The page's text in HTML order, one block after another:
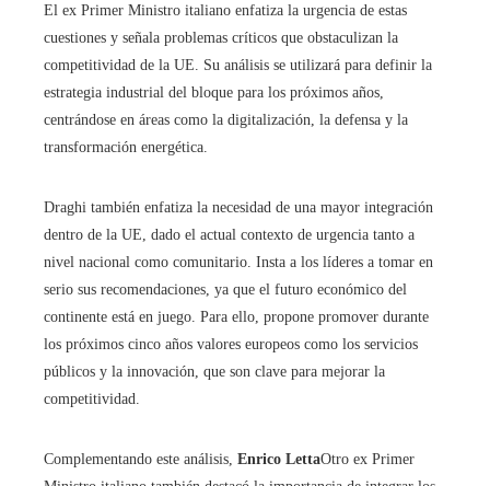
El ex Primer Ministro italiano enfatiza la urgencia de estas
cuestiones y señala problemas críticos que obstaculizan la
competitividad de la UE. Su análisis se utilizará para definir la
estrategia industrial del bloque para los próximos años,
centrándose en áreas como la digitalización, la defensa y la
transformación energética.
Draghi también enfatiza la necesidad de una mayor integración
dentro de la UE, dado el actual contexto de urgencia tanto a
nivel nacional como comunitario. Insta a los líderes a tomar en
serio sus recomendaciones, ya que el futuro económico del
continente está en juego. Para ello, propone promover durante
los próximos cinco años valores europeos como los servicios
públicos y la innovación, que son clave para mejorar la
competitividad.
Complementando este análisis, Enrico LettaOtro ex Primer